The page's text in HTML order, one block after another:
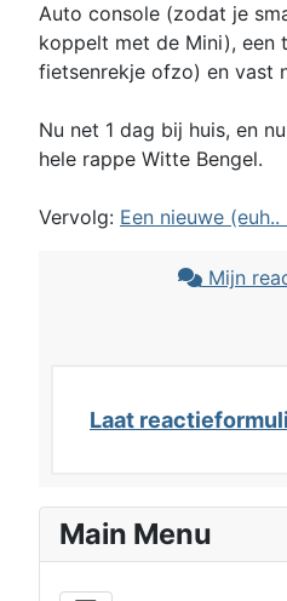
Main Menu
Auto console (zodat je
koppelt met de Mini), een
fietsenrekje ofzo) en vast
Nu net 1 dag bij huis, en
hele rappe Witte Bengel.
Vervolg: Een nieuwe
Mijn
Laat